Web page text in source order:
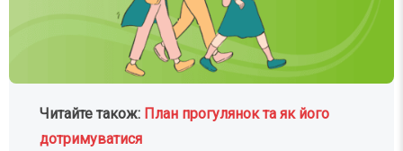
Читайте також: План прогулянок та як його
дотримуватися